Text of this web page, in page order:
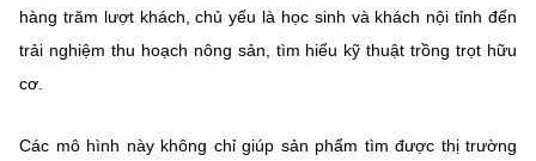
hàng trăm lượt khách, chủ yếu là học sinh và khách nội tỉnh đến
trải nghiệm thu hoạch nông sản, tìm hiểu kỹ thuật trồng trọt hữu
cơ.
Các mô hình này không chỉ giúp sản phẩm tìm được thị trường